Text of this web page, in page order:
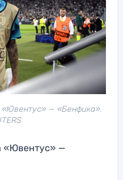
— «Бенфика».
«Ювентус» —